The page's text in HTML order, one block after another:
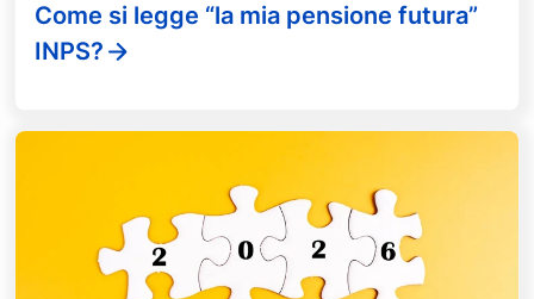
Come si legge “la mia pensione futura”
INPS?